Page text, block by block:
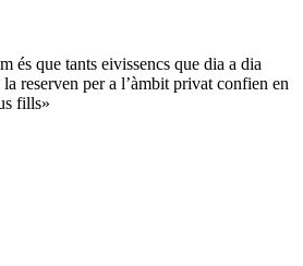
és que tants eivissencs que dia a dia
reserven per a l’àmbit privat confien en
fills»